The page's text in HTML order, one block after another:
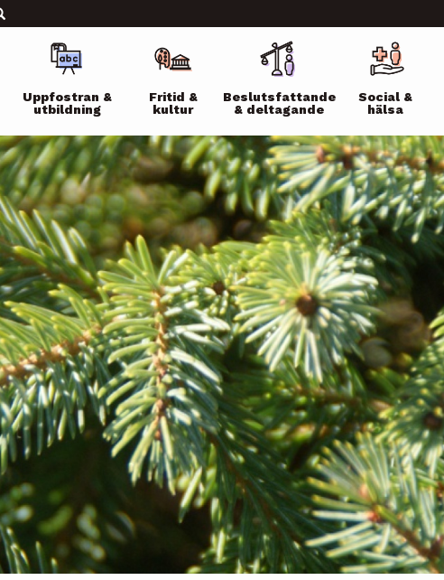
Uppfostran &
utbildning
Fritid &
kultur
Beslutsfattande
& deltagande
Social &
hälsa